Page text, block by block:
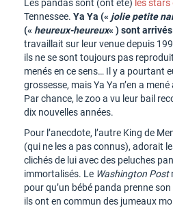
Les pandas sont (ont été) les
Tennessee. Ya Ya (« jolie petite
(« heureux-heureux« ) sont
travaillait sur leur venue depuis
ils ne se sont toujours pas
menés en ce sens… Il y a pourtant
grossesse, mais Ya Ya n’en a
Par chance, le zoo a vu leur bail
dix nouvelles années.
Pour l’anecdote, l’autre King de
(qui ne les a pas connus), adorait
clichés de lui avec des peluches
immortalisés. Le Washington Post
pour qu’un bébé panda prenne
ils ont en commun des jumeaux